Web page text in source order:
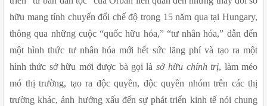
hữu mang tính chuyển đổi chế độ trong 15 năm qua tại Hungary,
thông qua những cuộc “quốc hữu hóa,” “tư nhân hóa,” dẫn đến
một hình thức tư nhân hóa mới hết sức lãng phí và tạo ra một
hình thức sở hữu mới được bà gọi là sở hữu chính trị, làm méo
mó thị trường, tạo ra độc quyền, độc quyền nhóm trên các thị
trường khác, ảnh hưởng xấu đến sự phát triển kinh tế nói chung